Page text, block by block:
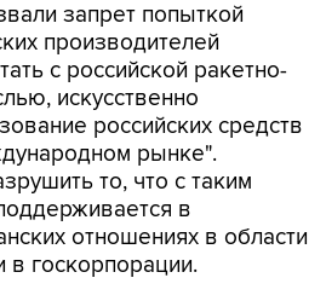
запрет попыткой
производителей
с российской ракетно-
искусственно
российских средств
рынке".
то, что с таким
в
отношениях в области
в госкорпорации.